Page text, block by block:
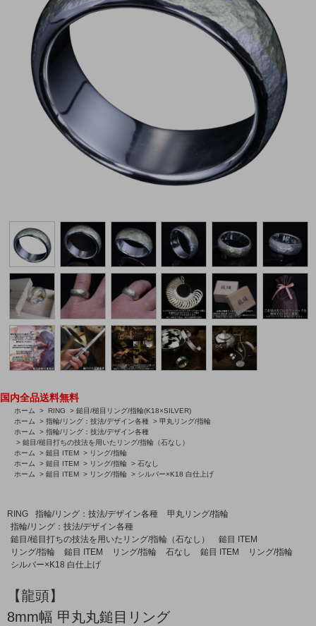
国内全品送料無料
ホーム > RING > 鎚目/槌目リング/指輪(K18×SILVER)
ホーム
> 指輪/リング：技法/デザイン各種 > 甲丸リング/指輪
ホーム
> 指輪/リング：技法/デザイン各種
> 鎚目/槌目打ちの技法を用いたリング/指輪（石なし）
ホーム
> 鎚目 ITEM > リング/指輪
ホーム
> 鎚目 ITEM > リング/指輪 > 石なし
ホーム
> 鎚目 ITEM > リング/指輪 > シルバー×K18 白仕上げ
RING 指輪/リング：技法/デザイン各種
甲丸リング/指輪
指輪/リング：技法/デザイン各種
鎚目/槌目打ちの技法を用いたリング/指輪（石なし）
鎚目 ITEM
リング/指輪
鎚目 ITEM リング/指輪 石なし 鎚目 ITEM
リング/指輪
シルバー×K18 白仕上げ
【龍頭】
8mm幅 甲丸丸鎚目リング